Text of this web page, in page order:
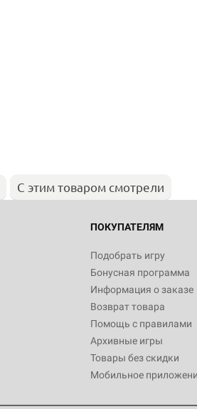
С этим товаром смотрели
ПОКУПАТЕЛЯМ
Подобрать игру
Бонусная программа
Информация о заказе
Возврат товара
Помощь с правилами
Архивные игры
Товары без скидки
Мобильное